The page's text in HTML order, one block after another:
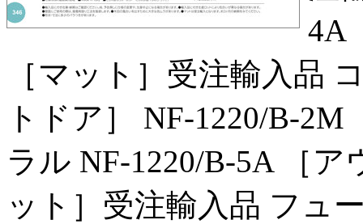
4A
［マット］受注輸入品
トドア］ NF-1220/B-
ラル NF-1220/B-5A ［
ット］受注輸入品 フュ